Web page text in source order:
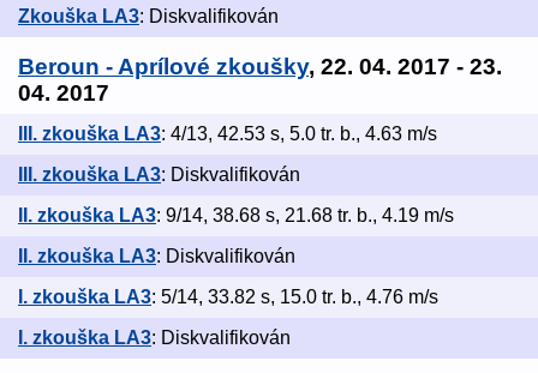
Zkouška LA3: Diskvalifikován
Beroun - Aprílové zkoušky, 22. 04. 2017 - 23.
04. 2017
III. zkouška LA3: 4/13, 42.53 s, 5.0 tr. b., 4.63 m/s
III. zkouška LA3: Diskvalifikován
II. zkouška LA3: 9/14, 38.68 s, 21.68 tr. b., 4.19 m/s
II. zkouška LA3: Diskvalifikován
I. zkouška LA3: 5/14, 33.82 s, 15.0 tr. b., 4.76 m/s
I. zkouška LA3: Diskvalifikován